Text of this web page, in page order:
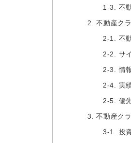
1-3. 不
2. 不動産ク
2-1. 不
2-2. サ
2-3. 情
2-4. 実
2-5. 優
3. 不動産ク
3-1. 投